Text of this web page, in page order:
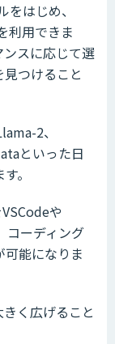
はじめ、
利用できま
スに応じて選
つけること
2、
といった日
。
や
コーディング
能になりま
く広げること